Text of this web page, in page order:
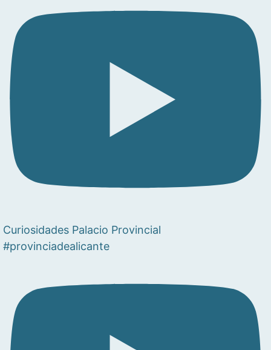
Curiosidades Palacio Provincial
#provinciadealicante